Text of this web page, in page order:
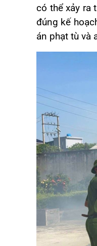
có thể xảy ra
đúng kế
án phạt tù và